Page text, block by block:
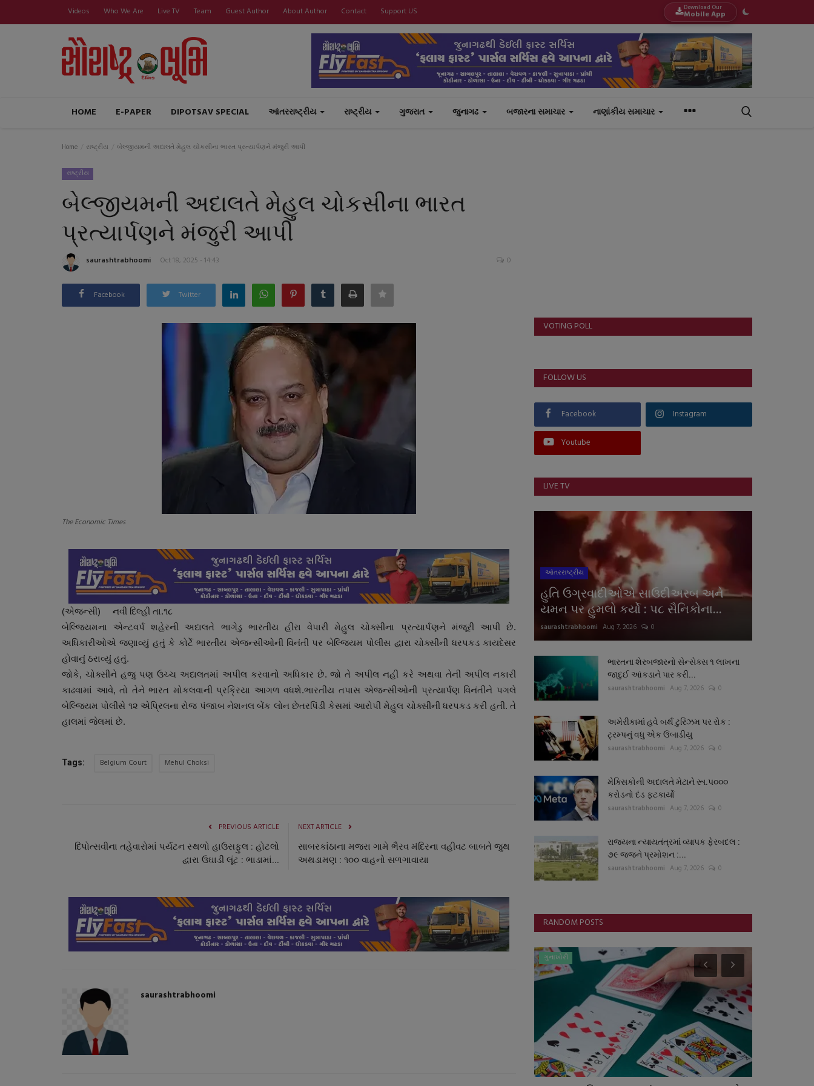
Videos Who We Are Live TV Team Guest Author About Author Contact Support US Download Our
Mobile App
HOME E-PAPER DIPOTSAV SPECIAL આંતરરાષ્ટ્રીય રાષ્ટ્રીય ગુજરાત જુનાગઢ બજારના સમાચાર નાણાંકીય સમાચાર
Home રાષ્ટ્રીય બેલ્જીયમની અદાલતે મેહુલ ચોકસીના ભારત પ્રત્યાર્પણને મંજુરી આપી
રાષ્ટ્રીય
બેલ્જીયમની અદાલતે મેહુલ ચોકસીના ભારત
પ્રત્યાર્પણને મંજુરી આપી
saurashtrabhoomi Oct 18, 2025 - 14:43 0
Facebook Twitter
The Economic Times
(એજન્સી) નવી દિલ્હી તા.૧૮
બેલ્જિયમના એન્ટવર્પ શહેરની અદાલતે ભાગેડુ ભારતીય હીરા વેપારી મેહુલ ચોક્સીના પ્રત્યાર્પણને મંજૂરી આપી છે.
અધિકારીઓએ જણાવ્યું હતું કે કોર્ટે ભારતીય એજન્સીઓની વિનંતી પર બેલ્જિયમ પોલીસ દ્વારા ચોક્સીની ધરપકડ કાયદેસર
હોવાનું ઠરાવ્યું હતું.
જોકે, ચોક્સીને હજુ પણ ઉચ્ચ અદાલતમાં અપીલ કરવાનો અધિકાર છે. જો તે અપીલ નહીં કરે અથવા તેની અપીલ નકારી
કાઢવામાં આવે, તો તેને ભારત મોકલવાની પ્રક્રિયા આગળ વધશે.ભારતીય તપાસ એજન્સીઓની પ્રત્યાર્પણ વિનંતીને પગલે
બેલ્જિયમ પોલીસે ૧૨ એપ્રિલના રોજ પંજાબ નેશનલ બેંક લોન છેતરપિંડી કેસમાં આરોપી મેહુલ ચોક્સીની ધરપકડ કરી હતી. તે
હાલમાં જેલમાં છે.
Tags: Belgium Court Mehul Choksi
PREVIOUS ARTICLE
દિપોત્સવીના તહેવારોમાં પર્યટન સ્થળો હાઉસફુલ : હોટલો
દ્વારા ઉઘાડી લૂંટ : ભાડામાં...
NEXT ARTICLE
સાબરકાંઠાના મજરા ગામે ભૈરવ મંદિરના વહીવટ બાબતે જુથ
અથડામણ : ૧૦૦ વાહનો સળગાવાયા
saurashtrabhoomi
VOTING POLL
FOLLOW US
Facebook Instagram
Youtube
LIVE TV
આંતરરાષ્ટ્રીય
હુતિ ઉગ્રવાદીઓએ સાઉદીઅરબ અને
યમન પર હુમલો કર્યો : પ૮ સૈનિકોના...
saurashtrabhoomi Aug 7, 2026 0
ભારતના શેરબજારનો સેન્સેક્સ ૧ લાખના
જાદુઈ આંકડાને પાર કરી...
saurashtrabhoomi Aug 7, 2026 0
અમેરીકામાં હવે બર્થ ટુરિઝમ પર રોક :
ટ્રમ્પનું વધુ એક ઉંબાડીયુ
saurashtrabhoomi Aug 7, 2026 0
મેક્સિકોની અદાલતે મેટાને રૂા.પ૦૦૦
કરોડનો દંડ ફટકાર્યો
saurashtrabhoomi Aug 7, 2026 0
રાજયના ન્યાયતંત્રમાં વ્યાપક ફેરબદલ :
૭૯ જજને પ્રમોશન :...
saurashtrabhoomi Aug 7, 2026 0
RANDOM POSTS
ગુનાખોરી